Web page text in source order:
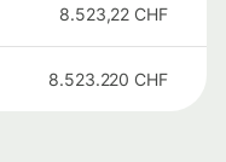
8.523,22 CHF
8.523.220 CHF